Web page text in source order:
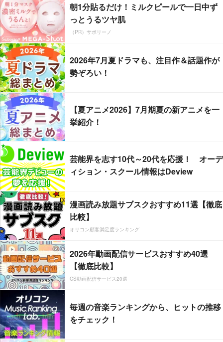
朝1分貼るだけ！ミルクピールで一日中ず
っとうるツヤ肌
（PR）サボリーノ
2026年7月夏ドラマも、注目作＆話題作が
勢ぞろい！
【夏アニメ2026】7月期夏の新アニメを一
挙紹介！
芸能界を志す10代～20代を応援！ オーデ
ィション・スクール情報はDeview
漫画読み放題サブスクおすすめ11選【徹底
比較】
オリコン顧客満足度ランキング
2026年動画配信サービスおすすめ40選
【徹底比較】
CS動画配信サービス20選
毎週の音楽ランキングから、ヒットの推移
をチェック！